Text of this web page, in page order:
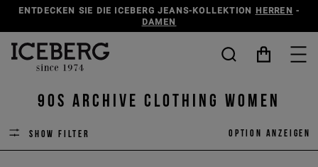
ENTDECKEN SIE DIE ICEBERG JEANS-KOLLEKTION HERREN -
DAMEN
90s Archive Clothing Women
Show filter Option anzeigen